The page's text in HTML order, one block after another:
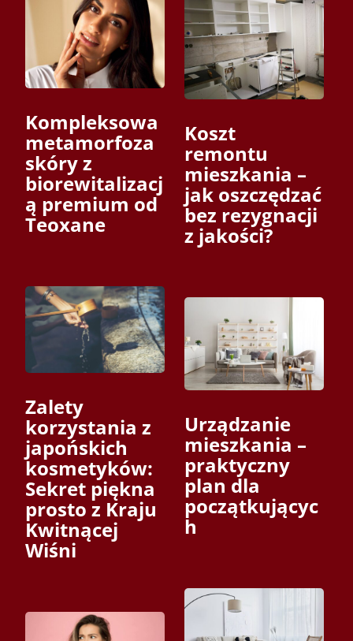
Kompleksowa
metamorfoza
skóry z
biorewitalizacj
ą premium od
Teoxane
Zalety
korzystania z
japońskich
kosmetyków:
Sekret piękna
prosto z Kraju
Kwitnącej
Wiśni
Koszt
remontu
mieszkania –
jak oszczędzać
bez rezygnacji
z jakości?
Urządzanie
mieszkania –
praktyczny
plan dla
początkującyc
h